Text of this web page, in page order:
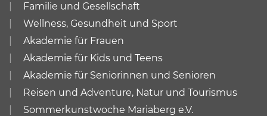
Familie und Gesellschaft
Wellness, Gesundheit und Sport
Akademie für Frauen
Akademie für Kids und Teens
Akademie für Seniorinnen und Senioren
Reisen und Adventure, Natur und Tourismus
Sommerkunstwoche Mariaberg e.V.